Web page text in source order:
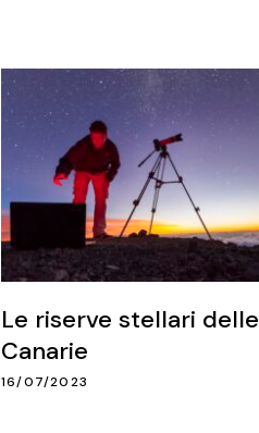
Le riserve stellari delle
Canarie
16/07/2023